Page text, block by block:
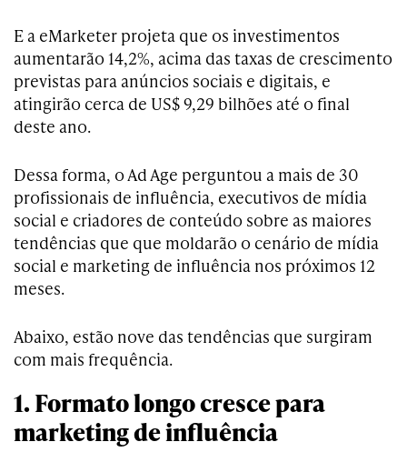
E a eMarketer projeta que os investimentos
aumentarão 14,2%, acima das taxas de crescimento
previstas para anúncios sociais e digitais, e
atingirão cerca de US$ 9,29 bilhões até o final
deste ano.
Dessa forma, o Ad Age perguntou a mais de 30
profissionais de influência, executivos de mídia
social e criadores de conteúdo sobre as maiores
tendências que que moldarão o cenário de mídia
social e marketing de influência nos próximos 12
meses.
Abaixo, estão nove das tendências que surgiram
com mais frequência.
1. Formato longo cresce para
marketing de influência